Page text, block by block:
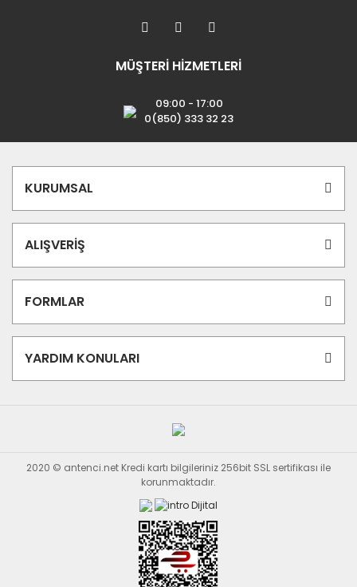
MÜŞTERİ HİZMETLERİ
09:00 - 17:00
0(850) 333 32 23
KURUMSAL
ALIŞVERİŞ
FORMLAR
YARDIM KONULARI
2020 © antenci.net Kredi kartı bilgileriniz 256bit SSL sertifikası ile
korunmaktadır.